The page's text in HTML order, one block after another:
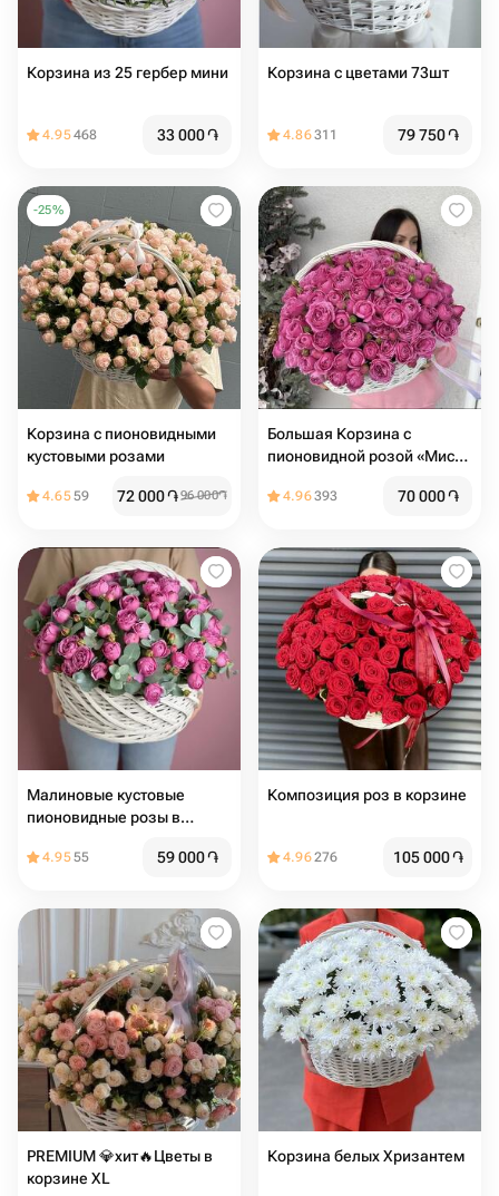
Корзина из 25 гербер мини
4.95468 33 000֏
Корзина с цветами 73шт
4.86311 79 750֏
-25%
Корзина с пионовидными
кустовыми розами
4.6559 72 000֏96 000֏
Большая Корзина с
пионовидной розой «Мисти
4.96393 70 000֏
Малиновые кустовые
пионовидные розы в
4.9555 59 000֏
Композиция роз в корзине
4.96276 105 000֏
PREMIUM 💎хит🔥Цветы в
корзине XL
Корзина белых Хризантем